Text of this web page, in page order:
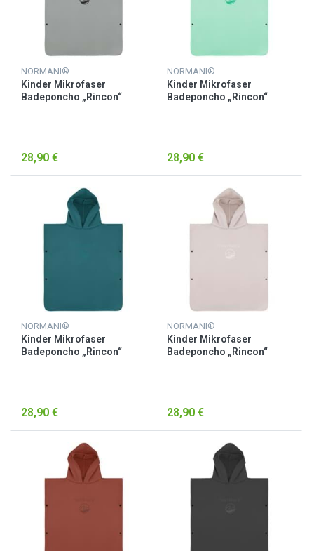
NORMANI®
Kinder Mikrofaser
Badeponcho „Rincon“
28,90 €
NORMANI®
Kinder Mikrofaser
Badeponcho „Rincon“
28,90 €
NORMANI®
Kinder Mikrofaser
Badeponcho „Rincon“
28,90 €
NORMANI®
Kinder Mikrofaser
Badeponcho „Rincon“
28,90 €